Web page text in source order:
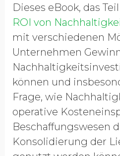
Dieses eBook, das
ROI von
mit verschiedenen
Unternehmen
können und
Frage, wie
operative
Beschaffungswesen
Konsolidierung der